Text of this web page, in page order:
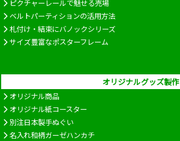
ピクチャーレールで魅せる売場
ベルトパーティションの活用方法
札付け・結束にバノックシリーズ
サイズ豊富なポスターフレーム
オリジナルグッズ製作
オリジナル商品
オリジナル紙コースター
別注日本製手ぬぐい
名入れ和柄ガーゼハンカチ